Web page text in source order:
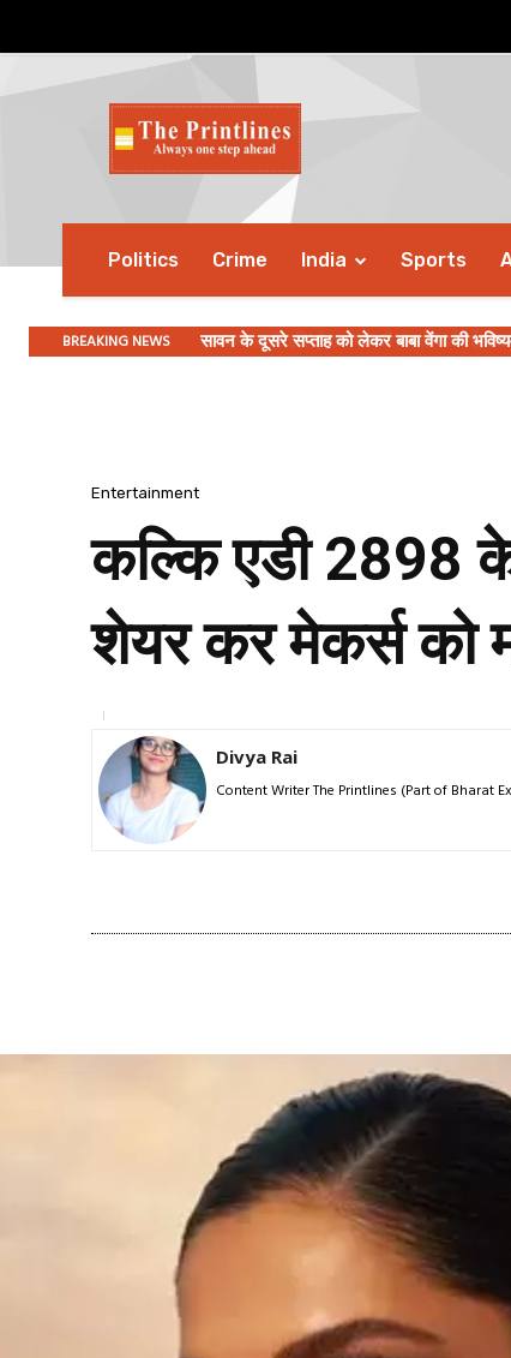
Politics Crime India Sports
BREAKING NEWS कनाडा ने इमिग्रेशन पर की सख्त कार्रवाई,
Entertainment
कल्कि एडी 2898
शेयर कर मेकर्स को
Divya Rai
Content Writer The Printlines (Part of Bharat